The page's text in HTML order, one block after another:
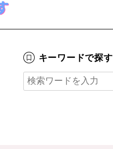
キーワードで探す